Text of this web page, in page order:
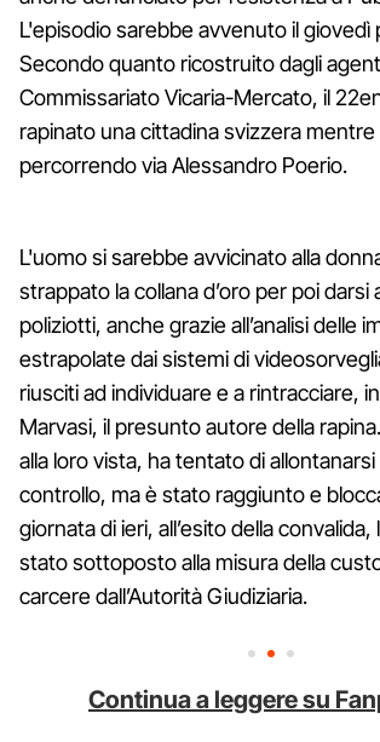
L'episodio sarebbe avvenuto il
Secondo quanto ricostruito dagli
Commissariato Vicaria-Mercato, il
rapinato una cittadina svizzera
percorrendo via Alessandro Poerio.
L'uomo si sarebbe avvicinato alla
strappato la collana d’oro per poi darsi
poliziotti, anche grazie all’analisi delle
estrapolate dai sistemi di
riusciti ad individuare e a rintracciare,
Marvasi, il presunto autore della
alla loro vista, ha tentato di
controllo, ma è stato raggiunto e
giornata di ieri, all’esito della convalida,
stato sottoposto alla misura della
carcere dall’Autorità Giudiziaria.
Continua a leggere su